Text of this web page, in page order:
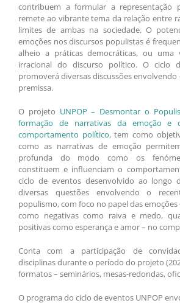
contribuem a formular a representação
remete ao vibrante tema da relação entre
limites de ambas na sociedade. O
emoções nos discursos populistas é
alheio a práticas democráticas, ou uma
irracional do discurso político. O ciclo
promoverá diversas discussões envolvendo
premissa.
O projeto UNPOP – Desmontar o
formação de narrativas da emoção e
comportamento político, tem como
como as narrativas de emoção
profunda do modo como os
constituem e influenciam o
ciclo de eventos desenvolvido ao longo
diversas questões envolvendo o
populismo, com foco no papel das
como negativas como raiva e medo,
positivas como esperança e amor – no
Conta com a participação de
disciplinas durante o período do projeto
formatos – seminários, mesas-redondas,
O programa do ciclo de eventos UNPOP